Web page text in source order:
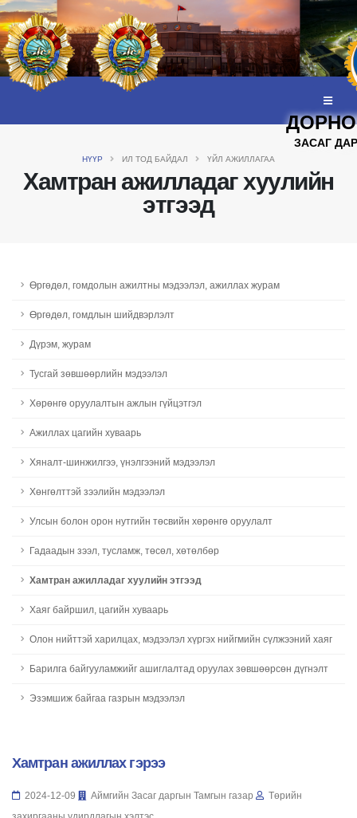
ЗАСАГ
НҮҮР ИЛ ТОД БАЙДАЛ ҮЙЛ АЖИЛЛАГАА
Хамтран ажилладаг хуулийн
этгээд
Өргөдөл, гомдолын ажилтны мэдээлэл, ажиллах журам
Өргөдөл, гомдлын шийдвэрлэлт
Дүрэм, журам
Тусгай зөвшөөрлийн мэдээлэл
Хөрөнгө оруулалтын ажлын гүйцэтгэл
Ажиллах цагийн хуваарь
Хяналт-шинжилгээ, үнэлгээний мэдээлэл
Хөнгөлттэй зээлийн мэдээлэл
Улсын болон орон нутгийн төсвийн хөрөнгө оруулалт
Гадаадын зээл, тусламж, төсөл, хөтөлбөр
Хамтран ажилладаг хуулийн этгээд
Хаяг байршил, цагийн хуваарь
Олон нийттэй харилцах, мэдээлэл хүргэх нийгмийн сүлжээний хаяг
Барилга байгууламжийг ашиглалтад оруулах зөвшөөрсөн дүгнэлт
Эзэмшиж байгаа газрын мэдээлэл
Хамтран ажиллах гэрээ
2024-12-09 Аймгийн Засаг даргын Тамгын газар
Төрийн